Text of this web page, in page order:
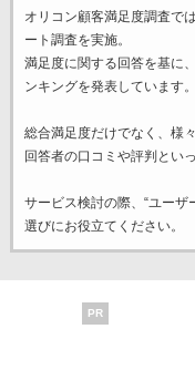
オリコン顧客満足度調査で
ート調査を実施。
満足度に関する回答を基に
ンキングを発表しています。
総合満足度だけでなく、様
回答者の口コミや評判とい
サービス検討の際、“ユーザ
選びにお役立てください。
PR